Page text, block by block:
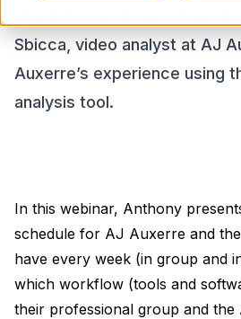
Watch this webinar in
Sbicca, video analyst at AJ
Auxerre’s experience using
analysis tool.
In this webinar, Anthony
schedule for AJ Auxerre and
have every week (in group and
which workflow (tools and
their professional group and the